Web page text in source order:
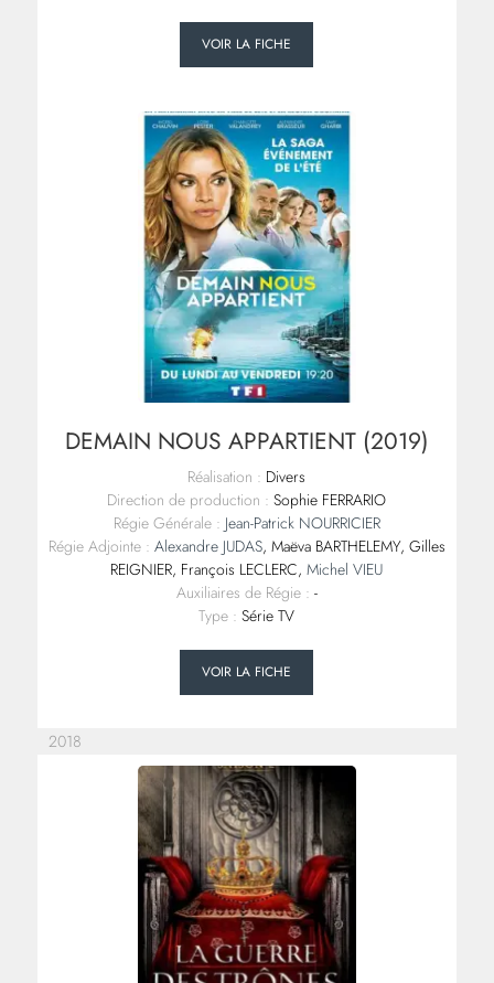
VOIR LA FICHE
DEMAIN NOUS APPARTIENT (2019)
Réalisation : Divers
Direction de production : Sophie FERRARIO
Régie Générale : Jean-Patrick NOURRICIER
Régie Adjointe : Alexandre JUDAS, Maëva BARTHELEMY, Gilles
REIGNIER, François LECLERC,Michel VIEU
Auxiliaires de Régie : -
Type : Série TV
VOIR LA FICHE
2018